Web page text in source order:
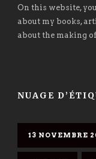
On this website,
about my books,
about the making
NUAGE
13 NOVEMBRE